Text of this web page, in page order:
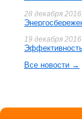
28 декабря 2016
19 декабря 2016
Все новости →